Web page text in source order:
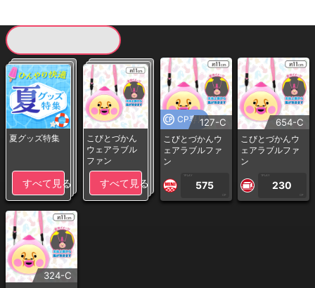
夏グッズ特集
すべて見る
こびとづかん
ウェアラブル
ファン
すべて見る
CP専用127-C
こびとづかんウ
ェアラブルファ
ン
1PLAY
575
CP
654-C
こびとづかんウ
ェアラブルファ
ン
1PLAY
230
CP
324-C